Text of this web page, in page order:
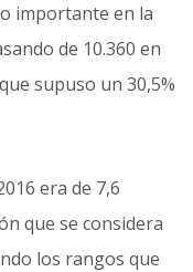
importante en la
de 10.360 en
supuso un 30,5%
era de 7,6
que se considera
los rangos que